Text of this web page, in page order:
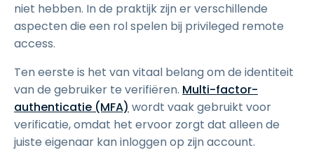
niet hebben. In de praktijk zijn er verschillende
aspecten die een rol spelen bij privileged remote
access.
Ten eerste is het van vitaal belang om de identiteit
van de gebruiker te verifiëren. Multi-factor-
authenticatie (MFA) wordt vaak gebruikt voor
verificatie, omdat het ervoor zorgt dat alleen de
juiste eigenaar kan inloggen op zijn account.